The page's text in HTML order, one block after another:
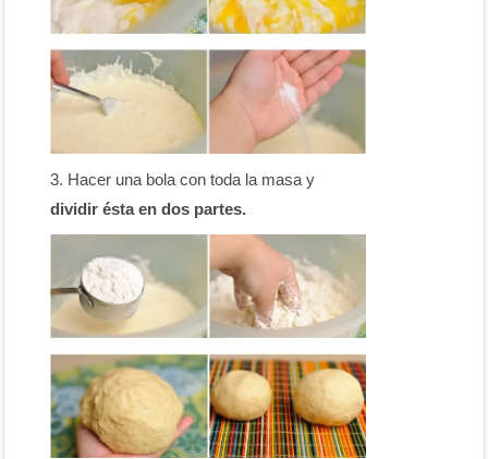
Hacer una bola con toda la masa y
dividir ésta en dos partes.